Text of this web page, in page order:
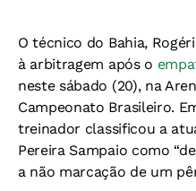
O técnico do Bahia,
à arbitragem após o
neste sábado (20), na
Campeonato Brasileiro.
treinador classificou a
Pereira Sampaio como
a não marcação de um